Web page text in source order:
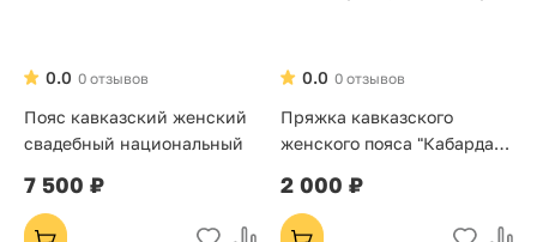
0 отзывов
0.0
Пояс кавказский женский
свадебный национальный
7 500 ₽
0 отзывов
0.0
Пряжка кавказского
женского пояса "Кабарда",
2 000 ₽